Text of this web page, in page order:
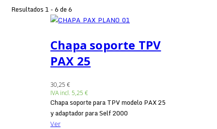
Resultados 1 - 6 de 6
Chapa soporte TPV
PAX 25
30,25 €
IVA incl. 5,25 €
Chapa soporte para TPV modelo PAX 25
y adaptador para Self 2000
Ver